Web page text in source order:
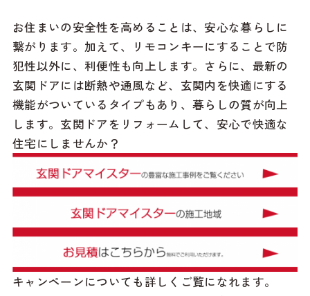
お住まいの安全性を高めることは、安心な暮らしに
繋がります。加えて、リモコンキーにすることで防
犯性以外に、利便性も向上します。さらに、最新の
玄関ドアには断熱や通風など、玄関内を快適にする
機能がついているタイプもあり、暮らしの質が向上
します。玄関ドアをリフォームして、安心で快適な
住宅にしませんか？
キャンペーンについても詳しくご覧になれます。